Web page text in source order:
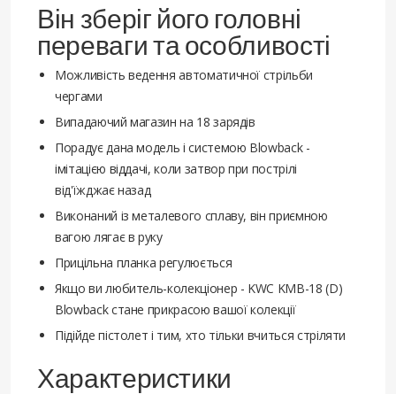
Він зберіг його головні
переваги та особливості
Можливість ведення автоматичної стрільби
чергами
Випадаючий магазин на 18 зарядів
Порадує дана модель і системою Blowback -
імітацією віддачі, коли затвор при пострілі
від'їжджає назад
Виконаний із металевого сплаву, він приємною
вагою лягає в руку
Прицільна планка регулюється
Якщо ви любитель-колекціонер - KWC KMB-18 (D)
Blowback стане прикрасою вашої колекції
Підійде пістолет і тим, хто тільки вчиться стріляти
Характеристики